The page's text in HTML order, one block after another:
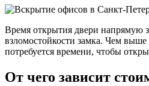
Время открытия двери напрямую
взломостойкости замка. Чем выше
потребуется времени, чтобы
От чего зависит